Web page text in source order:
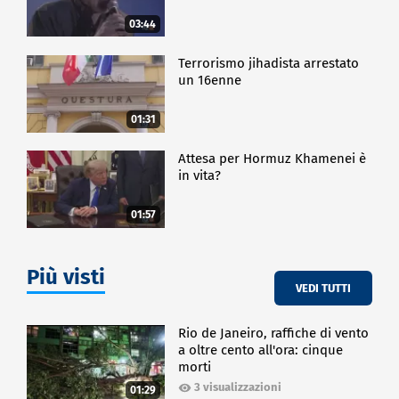
03:44
01:31
Terrorismo jihadista arrestato
un 16enne
01:57
Attesa per Hormuz Khamenei è
in vita?
Più visti VEDI TUTTI
01:29
Rio de Janeiro, raffiche di vento
a oltre cento all'ora: cinque
morti
3 visualizzazioni